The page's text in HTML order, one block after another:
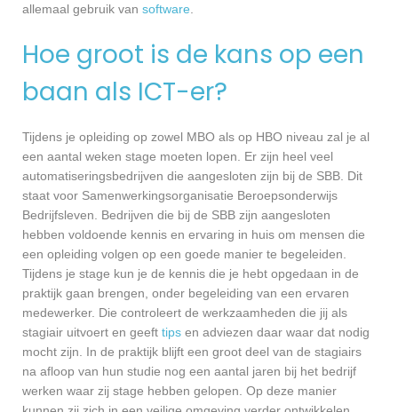
allemaal gebruik van software
Hoe groot is de kans op een
baan als ICT-er?
Tijdens je opleiding op zowel MBO als op HBO niveau zal je al
een aantal weken stage moeten lopen. Er zijn heel veel
automatiseringsbedrijven die aangesloten zijn bij de SBB. Dit
staat voor Samenwerkingsorganisatie Beroepsonderwijs
Bedrijfsleven. Bedrijven die bij de SBB zijn aangesloten
hebben voldoende kennis en ervaring in huis om mensen die
een opleiding volgen op een goede manier te begeleiden.
Tijdens je stage kun je de kennis die je hebt opgedaan in de
praktijk gaan brengen, onder begeleiding van een ervaren
medewerker. Die controleert de werkzaamheden die jij als
stagiair uitvoert en geeft tips en adviezen daar waar dat nodig
mocht zijn. In de praktijk blijft een groot deel van de stagiairs
na afloop van hun studie nog een aantal jaren bij het bedrijf
werken waar zij stage hebben gelopen. Op deze manier